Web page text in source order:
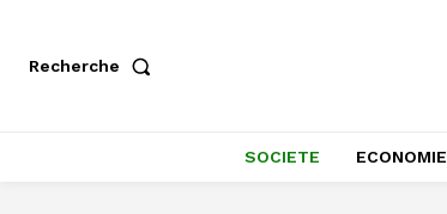
Recherche
SOCIETE ECONOMIE